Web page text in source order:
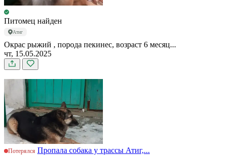
Питомец найден
Атиг
Окрас рыжий , порода пекинес, возраст 6 месяц...
чт, 15.05.2025
Потерялся Пропала собака у трассы Атиг,...